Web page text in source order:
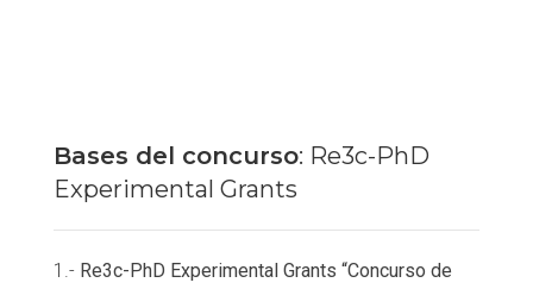
Bases del concurso: Re3c-PhD
Experimental Grants
1.- Re3c-PhD Experimental Grants “Concurso de